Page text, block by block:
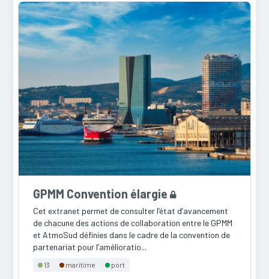
GPMM Convention élargie
Cet extranet permet de consulter l’état d’avancement
de chacune des actions de collaboration entre le GPMM
et AtmoSud définies dans le cadre de la convention de
partenariat pour l’amélioratio...
13 maritime port